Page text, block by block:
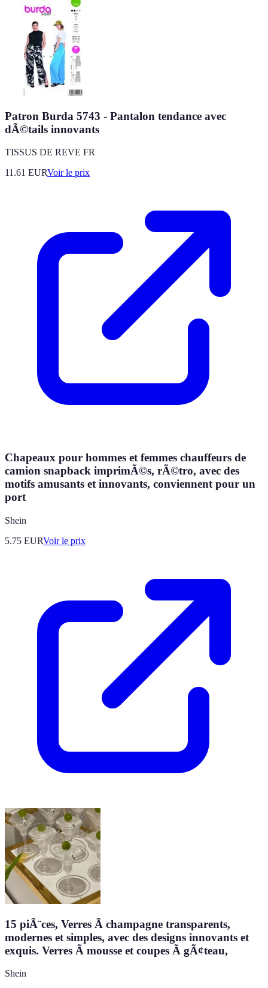
Patron Burda 5743 - Pantalon tendance avec
dÃ©tails innovants
TISSUS DE REVE FR
11.61 EURVoir le prix
Chapeaux pour hommes et femmes chauffeurs de
camion snapback imprimÃ©s, rÃ©tro, avec des
motifs amusants et innovants, conviennent pour un
port
Shein
5.75 EURVoir le prix
15 piÃ¨ces, Verres Ã champagne transparents,
modernes et simples, avec des designs innovants et
exquis. Verres Ã mousse et coupes Ã gÃ¢teau,
Shein